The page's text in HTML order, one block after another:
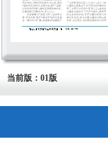
当前版：01版